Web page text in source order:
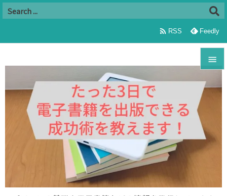


メニュ

前へ
 RSS Feedly